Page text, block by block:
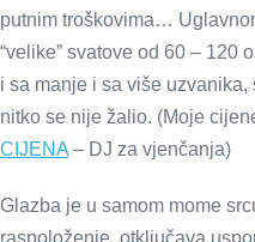
putnim troškovima…
“velike” svatove od 60 – 120
i sa manje i sa više
nitko se nije žalio. (Moje
CIJENA– DJ za vjenčanja)
Glazba je u samom mome